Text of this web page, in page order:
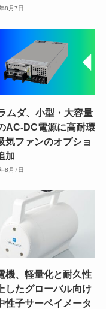
8月7日
ムダ、小型・大容量
AC-DC電源に高耐環
気ファンのオプショ
加
8月7日
機、軽量化と耐久性
したグローバル向け
性子サーベイメータ